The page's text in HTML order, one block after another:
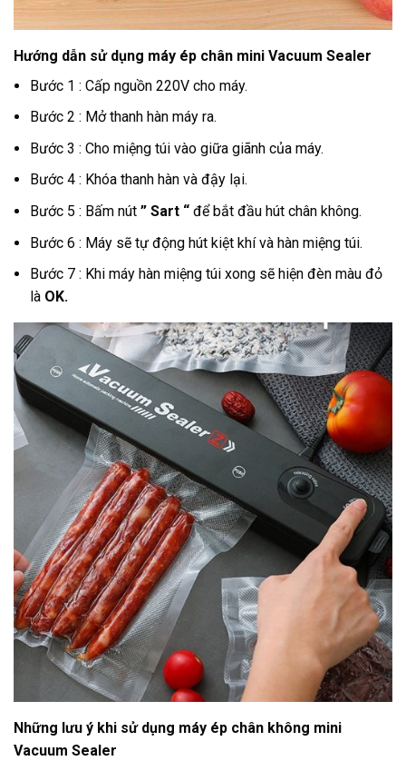
Hướng dẫn sử dụng máy ép chân mini Vacuum Sealer
Bước 1 : Cấp nguồn 220V cho máy.
Bước 2 : Mở thanh hàn máy ra.
Bước 3 : Cho miệng túi vào giữa giãnh của máy.
Bước 4 : Khóa thanh hàn và đậy lại.
Bước 5 : Bấm nút ” Sart “ để bắt đầu hút chân không.
Bước 6 : Máy sẽ tự động hút kiệt khí và hàn miệng túi.
Bước 7 : Khi máy hàn miệng túi xong sẽ hiện đèn màu đỏ
là OK.
Những lưu ý khi sử dụng máy ép chân không mini
Vacuum Sealer